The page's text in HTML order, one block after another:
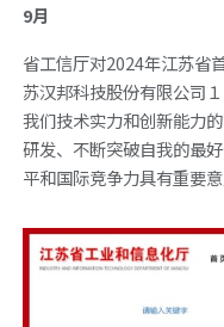
9月
省工信厅对2024年江苏省
苏汉邦科技股份有限公司
我们技术实力和创新能力
研发、不断突破自我的最
平和国际竞争力具有重要意